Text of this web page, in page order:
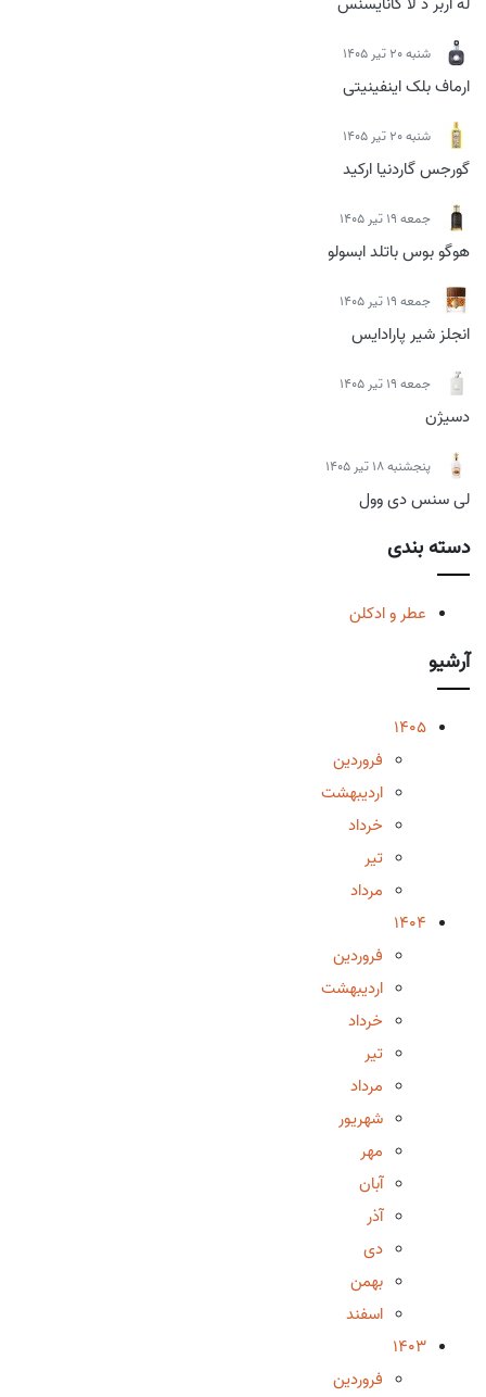
شنبه 20 تیر 1405
ارماف بلک اینفینیتی
شنبه 20 تیر 1405
گورجس گاردنیا ارکید
جمعه 19 تیر 1405
هوگو بوس باتلد ابسولو
جمعه 19 تیر 1405
انجلز شیر پارادایس
جمعه 19 تیر 1405
دسیژن
پنجشنبه 18 تیر 1405
لی سنس دی وول
دسته بندی
عطر و ادکلن
آرشیو
1405
فروردین
اردیبهشت
خرداد
تیر
مرداد
1404
فروردین
اردیبهشت
خرداد
تیر
مرداد
شهریور
مهر
آبان
آذر
دی
بهمن
اسفند
1403
فروردین